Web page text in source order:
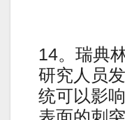
14。瑞典
研究人员
统可以影